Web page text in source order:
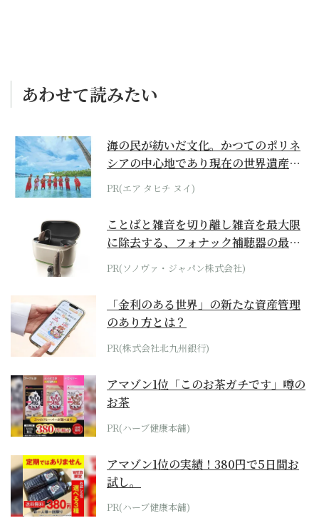
あわせて読みたい
海の民が紡いだ文化。かつてのポリネ
シアの中心地であり現在の世界遺産か
らみえてくる...
PR(エア タヒチ ヌイ)
ことばと雑音を切り離し雑音を最大限
に除去する、フォナック補聴器の最上
位モデル
PR(ソノヴァ・ジャパン株式会社)
「金利のある世界」の新たな資産管理
のあり方とは？
PR(株式会社北九州銀行)
アマゾン1位「このお茶ガチです」噂の
お茶
PR(ハーブ健康本舗)
アマゾン1位の実績！380円で5日間お
試し。
PR(ハーブ健康本舗)